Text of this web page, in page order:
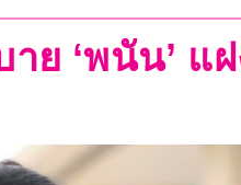
ย ‘พนัน’ แฝ